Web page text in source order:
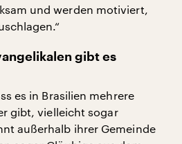
und werden motiviert,
gibt es
es in Brasilien mehrere
gibt, vielleicht sogar
außerhalb ihrer Gemeinde